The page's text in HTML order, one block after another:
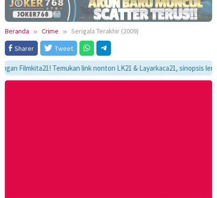
Beranda Crime
Serigala Terakhir (2009)
Sharer
Tweet
Temukan link nonton LK21 & Layarkaca21, sinopsis